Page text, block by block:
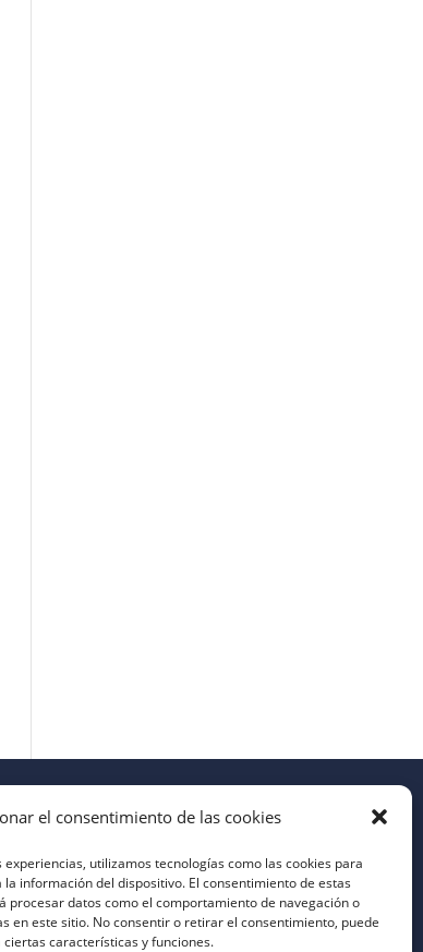
el consentimiento de las cookies
utilizamos tecnologías como las cookies para
información del dispositivo. El consentimiento de estas
procesar datos como el comportamiento de navegación o
en este sitio. No consentir o retirar el consentimiento, puede
características y funciones.